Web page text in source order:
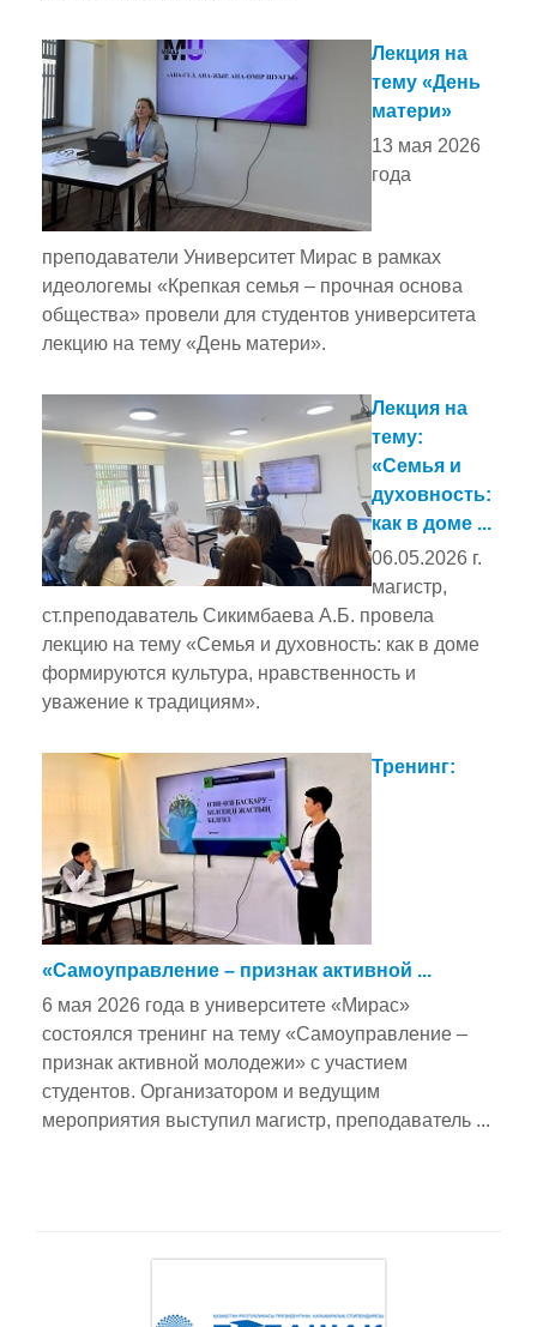
Лекция на
тему «День
матери»
13 мая 2026
года
преподаватели Университет Мирас в рамках
идеологемы «Крепкая семья – прочная основа
общества» провели для студентов университета
лекцию на тему «День матери».
Лекция на
тему:
«Семья и
духовность:
как в доме ...
06.05.2026 г.
магистр,
ст.преподаватель Сикимбаева А.Б. провела
лекцию на тему «Семья и духовность: как в доме
формируются культура, нравственность и
уважение к традициям».
Тренинг:
«Самоуправление – признак активной ...
6 мая 2026 года в университете «Мирас»
состоялся тренинг на тему «Самоуправление –
признак активной молодежи» с участием
студентов. Организатором и ведущим
мероприятия выступил магистр, преподаватель ...